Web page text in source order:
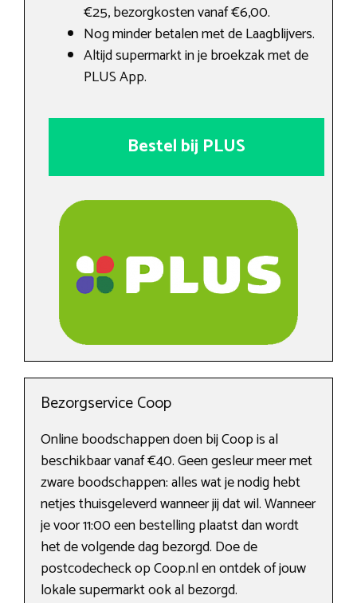
€25, bezorgkosten vanaf €6,00.
Nog minder betalen met de Laagblijvers.
Altijd supermarkt in je broekzak met de
PLUS App.
Bestel bij PLUS
Bezorgservice Coop
Online boodschappen doen bij Coop is al
beschikbaar vanaf €40. Geen gesleur meer met
zware boodschappen: alles wat je nodig hebt
netjes thuisgeleverd wanneer jij dat wil. Wanneer
je voor 11:00 een bestelling plaatst dan wordt
het de volgende dag bezorgd. Doe de
postcodecheck op Coop.nl en ontdek of jouw
lokale supermarkt ook al bezorgd.